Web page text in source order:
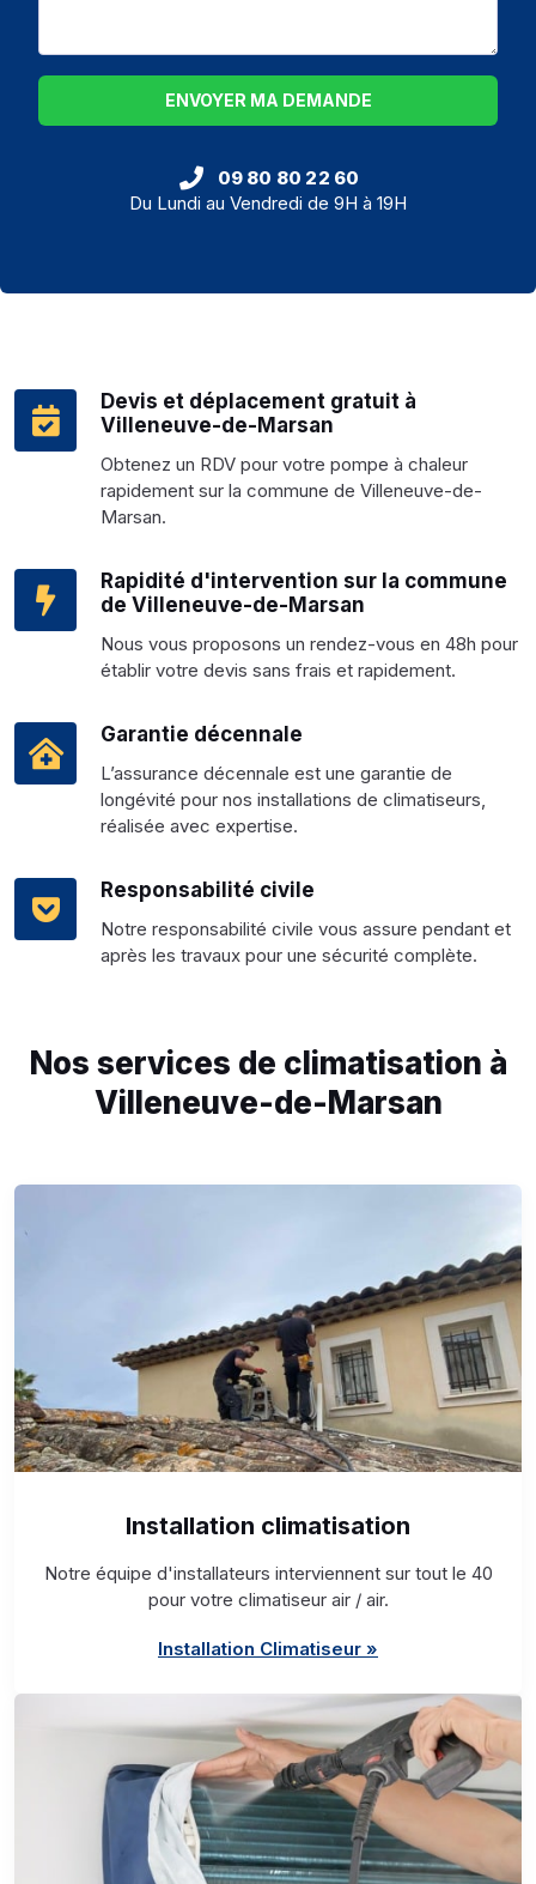
Devis et déplacement gratuit à
Villeneuve-de-Marsan
Obtenez un RDV pour votre pompe à chaleur
rapidement sur la commune de Villeneuve-de-
Marsan.
Rapidité d'intervention sur la commune
de Villeneuve-de-Marsan
Nous vous proposons un rendez-vous en 48h pour
établir votre devis sans frais et rapidement.
Garantie décennale
L’assurance décennale est une garantie de
longévité pour nos installations de climatiseurs,
réalisée avec expertise.
Responsabilité civile
Notre responsabilité civile vous assure pendant et
après les travaux pour une sécurité complète.
ENVOYER MA DEMANDE
09 80 80 22 60
Du Lundi au Vendredi de 9H à 19H
Nos services de climatisation à
Villeneuve-de-Marsan
Installation climatisation
Notre équipe d'installateurs interviennent sur tout le 40
pour votre climatiseur air / air.
Installation Climatiseur »